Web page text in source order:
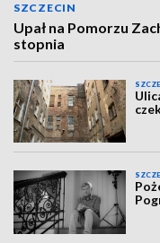
SZCZECIN
Upał na Pomorzu
stopnia